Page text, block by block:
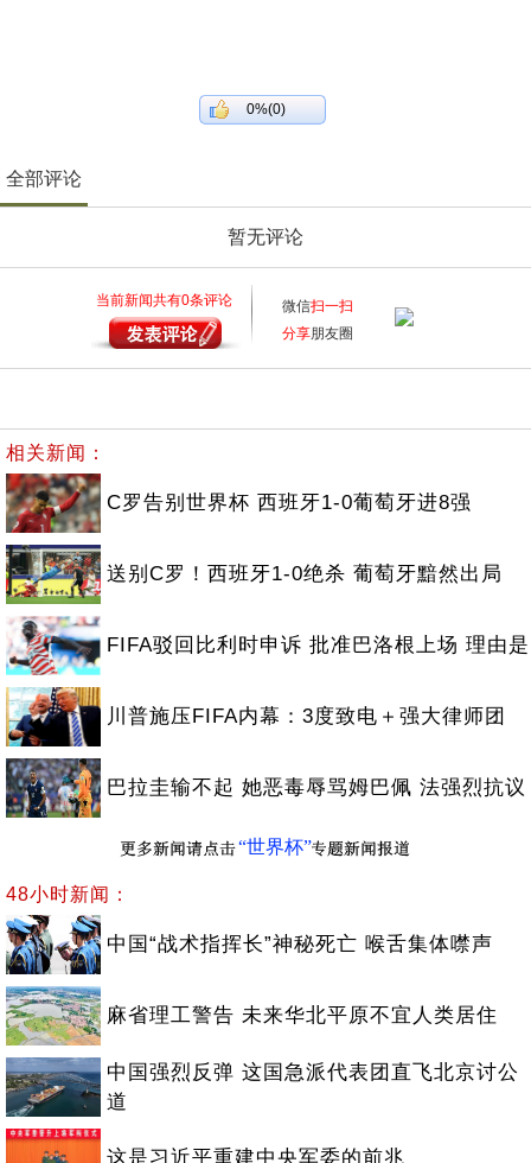
0%(0)
全部评论
暂无评论
当前新闻共有0条评论 微信扫一扫
分享朋友圈
相关新闻：
C罗告别世界杯 西班牙1-0葡萄牙进8强
送别C罗！西班牙1-0绝杀 葡萄牙黯然出局
FIFA驳回比利时申诉 批准巴洛根上场 理由是
川普施压FIFA内幕：3度致电＋强大律师团
巴拉圭输不起 她恶毒辱骂姆巴佩 法强烈抗议
“世界杯”
48小时新闻：
中国“战术指挥长”神秘死亡 喉舌集体噤声
麻省理工警告 未来华北平原不宜人类居住
中国强烈反弹 这国急派代表团直飞北京讨公
道
这是习近平重建中央军委的前兆